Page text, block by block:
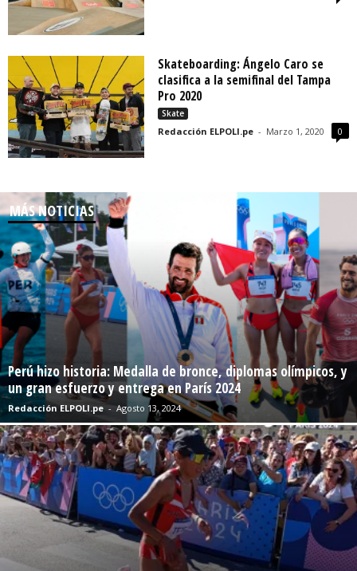
Skateboarding: Ángelo Caro se
clasifica a la semifinal del Tampa
Pro 2020
Skate
Redacción ELPOLI.pe - Marzo 1, 2020 0
MÁS NOTICIAS
Perú hizo historia: Medalla de bronce, diplomas olímpicos, y
un gran esfuerzo y entrega en París 2024
Redacción ELPOLI.pe - Agosto 13, 2024